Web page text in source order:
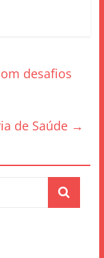
desafios
de Saúde →